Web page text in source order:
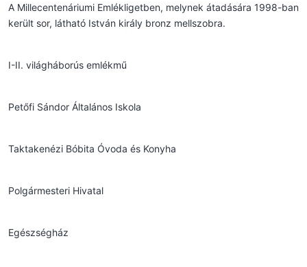
A Millecentenáriumi Emlékligetben, melynek átadására 1998-ban
került sor, látható István király bronz mellszobra.
I-II. világháborús emlékmű
Petőfi Sándor Általános Iskola
Taktakenézi Bóbita Óvoda és Konyha
Polgármesteri Hivatal
Egészségház